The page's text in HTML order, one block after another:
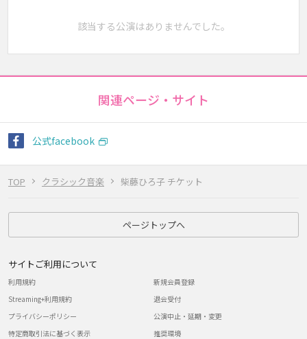
TOP クラシック音楽 柴藤ひろ子 チケット
該当する公演はありませんでした。
関連ページ・サイト
公式facebook
ページトップへ
サイトご利用について
利用規約
Streaming+利用規約
プライバシーポリシー
特定商取引法に基づく表示
新規会員登録
退会受付
公演中止・延期・変更
推奨環境